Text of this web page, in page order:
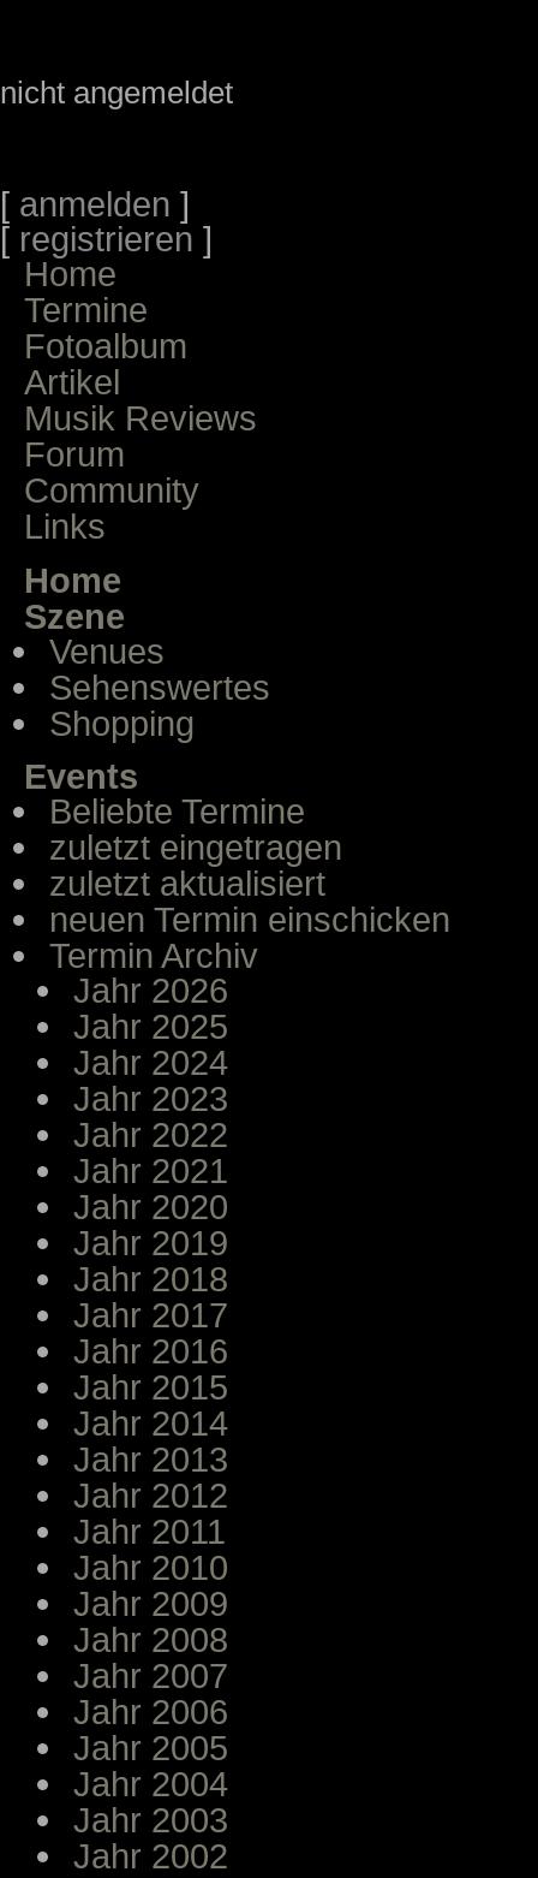
nicht angemeldet
[ anmelden ]
[ registrieren ]
Home
Termine
Fotoalbum
Artikel
Musik Reviews
Forum
Community
Links
Home
Szene
Venues
Sehenswertes
Shopping
Events
Beliebte Termine
zuletzt eingetragen
zuletzt aktualisiert
neuen Termin einschicken
Termin Archiv
Jahr 2026
Jahr 2025
Jahr 2024
Jahr 2023
Jahr 2022
Jahr 2021
Jahr 2020
Jahr 2019
Jahr 2018
Jahr 2017
Jahr 2016
Jahr 2015
Jahr 2014
Jahr 2013
Jahr 2012
Jahr 2011
Jahr 2010
Jahr 2009
Jahr 2008
Jahr 2007
Jahr 2006
Jahr 2005
Jahr 2004
Jahr 2003
Jahr 2002